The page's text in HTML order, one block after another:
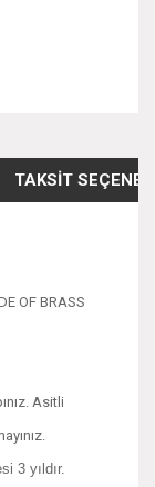
TAKSIT
OF BRASS
Asitli
3 yıldır.